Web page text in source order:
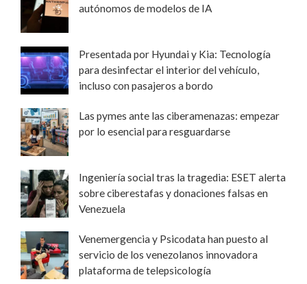
autónomos de modelos de IA
Presentada por Hyundai y Kia: Tecnología
para desinfectar el interior del vehículo,
incluso con pasajeros a bordo
Las pymes ante las ciberamenazas: empezar
por lo esencial para resguardarse
Ingeniería social tras la tragedia: ESET alerta
sobre ciberestafas y donaciones falsas en
Venezuela
Venemergencia y Psicodata han puesto al
servicio de los venezolanos innovadora
plataforma de telepsicología